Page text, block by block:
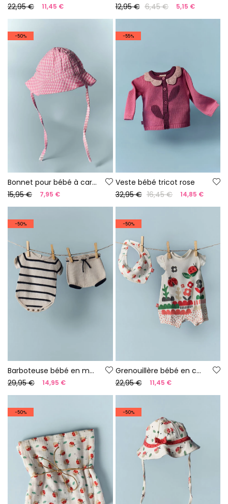
22,95 €
11,45 €
12,95 € 6,45 € 5,15 €
-50%
Bonnet pour bébé à carreaux
15,95 €
7,95 €
-55%
Veste bébé tricot rose
32,95 € 16,45 € 14,85 €
-50%
Barboteuse bébé en maille à rayures fil 100 % recyclé | Limited Edition
29,95 €
14,95 €
-50%
Grenouillère bébé en coton blanc
22,95 €
11,45 €
-50% -50%